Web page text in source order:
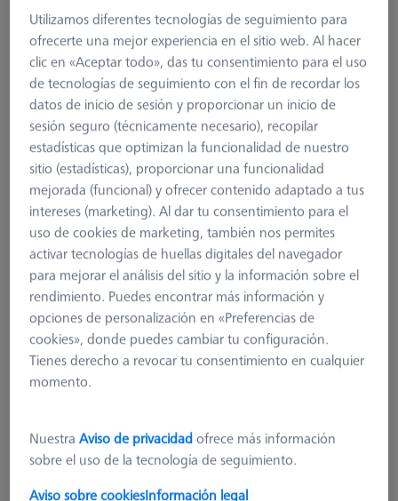
Imprimir página
Multi-Sensor-Rack (MSR) 2.0
Utilizamos diferentes tecnologías de seguimiento para
ofrecerte una mejor experiencia en el sitio web. Al hacer
clic en «Aceptar todo», das tu consentimiento para el uso
de tecnologías de seguimiento con el fin de recordar los
datos de inicio de sesión y proporcionar un inicio de
sesión seguro (técnicamente necesario), recopilar
estadísticas que optimizan la funcionalidad de nuestro
sitio (estadísticas), proporcionar una funcionalidad
mejorada (funcional) y ofrecer contenido adaptado a tus
intereses (marketing). Al dar tu consentimiento para el
uso de cookies de marketing, también nos permites
activar tecnologías de huellas digitales del navegador
para mejorar el análisis del sitio y la información sobre el
rendimiento. Puedes encontrar más información y
opciones de personalización en «Preferencias de
cookies», donde puedes cambiar tu configuración.
Tienes derecho a revocar tu consentimiento en cualquier
momento.
NuestraAviso de privacidadofrece más información
sobre el uso de la tecnología de seguimiento.
Aviso sobre cookiesInformación legal